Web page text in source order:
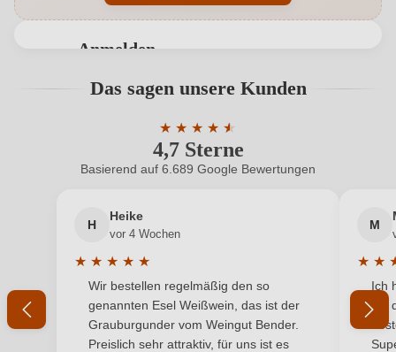
Bio-Kontrollstelle Shop
Trocken
Hersteller
adresse
Hirschmugl Domaene Seggauberg GmbH, Am
Plöckelberg 6, 8430 Leibnitz, Österreich
Anmelden
Benutzern abgegeben werden. Bitte loggen Sie sich
Neuer Kunde? Neuer Kunde?
Ihre E-Mail-Adresse
Ihr Passwort
Ich habe mein Passwort vergessen
Das sagen unsere Kunden
4,7 Sterne
★ ★ ★ ★ ★
★
Durchschnittliche Bewertung von 4.7
Basierend auf 6.689 Google Bewertungen
H
Heike
vor 4 Wochen
★ ★ ★ ★ ★
Durchschnittliche Bewertung von 5 von 5 Sternen
Wir bestellen regelmäßig den so
genannten Esel Weißwein, das ist der
Grauburgunder vom Weingut Bender.
Preislich sehr attraktiv, für uns ist es
M
★ ★
Ich
mit